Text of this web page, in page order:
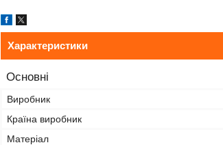
Характеристики
Основні
Виробник
Країна виробник
Матеріал